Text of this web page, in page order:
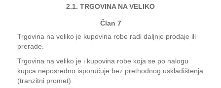
2.1. TRGOVINA NA VELIKO
Član 7
Trgovina na veliko je kupovina robe radi daljnje prodaje ili
prerade.
Trgovina na veliko je i kupovina robe koja se po nalogu
kupca neposredno isporučuje bez prethodnog uskladištenja
(tranzitni promet).